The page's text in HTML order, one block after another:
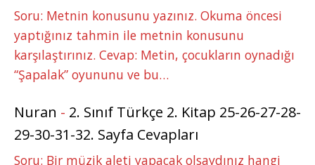
Soru: Metnin konusunu yazınız. Okuma öncesi
yaptığınız tahmin ile metnin konusunu
karşılaştırınız. Cevap: Metin, çocukların oynadığı
“Şapalak” oyununu ve bu…
Nuran - 2. Sınıf Türkçe 2. Kitap 25-26-27-28-
29-30-31-32. Sayfa Cevapları
Soru: Bir müzik aleti yapacak olsaydınız hangi